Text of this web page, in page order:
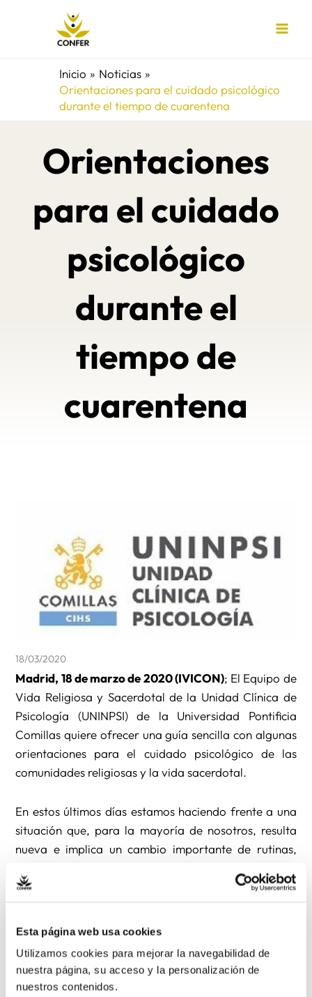
Esta página web usa cookies
Utilizamos cookies para mejorar la navegabilidad de
nuestra página, su acceso y la personalización de
nuestros contenidos.
Inicio
Noticias
Orientaciones para el cuidado psicológico
durante el tiempo de cuarentena
Orientaciones
para el cuidado
psicológico
durante el
tiempo de
cuarentena
18/03/2020
Madrid, 18 de marzo de 2020 (IVICON); El Equipo de
Vida Religiosa y Sacerdotal de la Unidad Clínica de
Psicología (UNINPSI) de la Universidad Pontificia
Comillas quiere ofrecer una guía sencilla con algunas
orientaciones para el cuidado psicológico de las
comunidades religiosas y la vida sacerdotal.
En estos últimos días estamos haciendo frente a una
situación que, para la mayoría de nosotros, resulta
nueva e implica un cambio importante de rutinas,
misión. Toca adaptarse a una realidad que se nos
siempre fácil de gestionar; pero que también puede
oportunidad de crecimiento y creatividad.